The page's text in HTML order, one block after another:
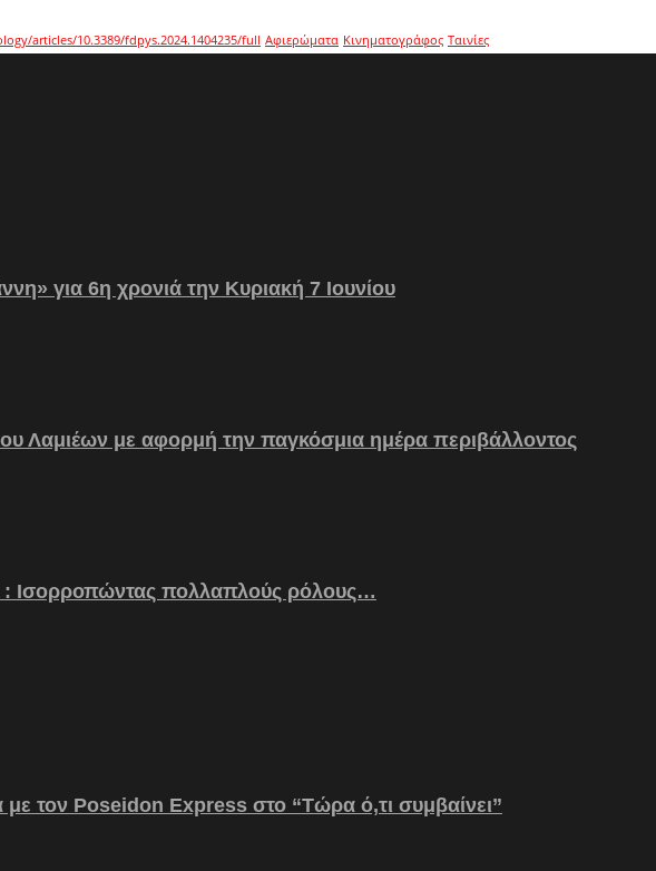
articles/10.3389/fdpys.2024.1404235/full Αφιερώματα Κινηματογράφος Ταινίες
για 6η χρονιά την Κυριακή 7 Ιουνίου
Λαμιέων με αφορμή την παγκόσμια ημέρα περιβάλλοντος
πολλαπλούς ρόλους…
τον Poseidon Express στο “Τώρα ό,τι συμβαίνει”